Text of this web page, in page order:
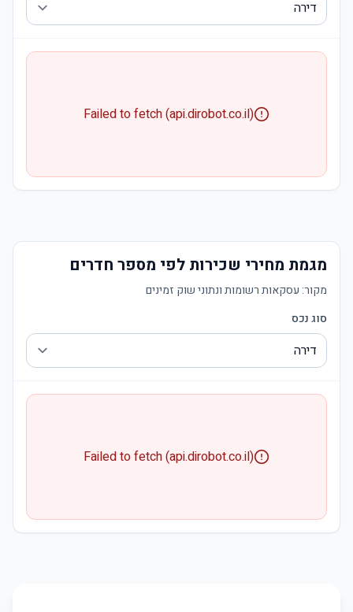
Failed to fetch (api.dirobot.co.il)
מגמת מחירי שכירות לפי מספר חדרים
מקור: עסקאות רשומות ונתוני שוק זמינים
סוג נכס
Failed to fetch (api.dirobot.co.il)